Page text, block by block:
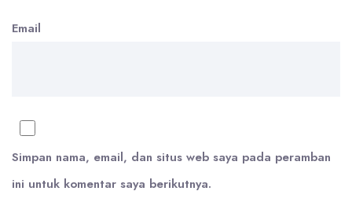
Email
Simpan nama, email, dan situs web saya pada peramban
ini untuk komentar saya berikutnya.